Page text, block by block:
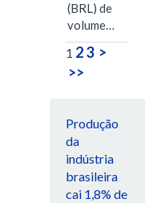
(BRL) de
volume…
1 23 >
>>
Produção
da
indústria
brasileira
cai 1,8% de